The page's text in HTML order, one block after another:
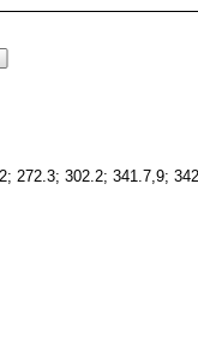
272.3; 302.2; 341.7,9;